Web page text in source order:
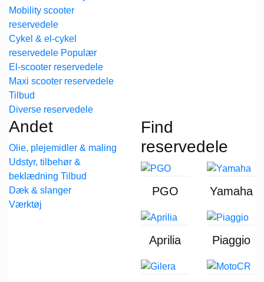
Mobility scooter
reservedele
Cykel & el-cykel
reservedele
El-scooter reservedele
Maxi scooter reservedele
Diverse reservedele
Andet
Olie, plejemidler & maling
Udstyr, tilbehør &
beklædning
Dæk & slanger
Værktøj
Find
reservedele
PGO Yamaha
Aprilia Piaggio